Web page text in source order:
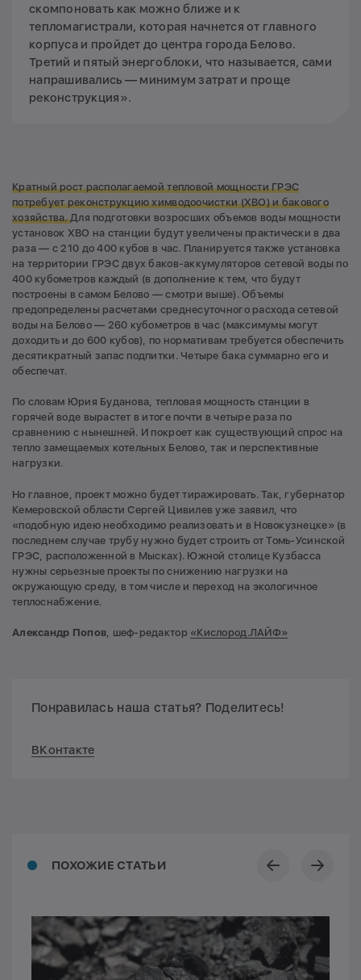
скомпоновать как можно ближе и к
тепломагистрали, которая начнется от главного
корпуса и пройдет до центра города Белово.
Третий и пятый энергоблоки, что называется, сами
напрашивались — минимум затрат и проще
реконструкция».
Кратный рост располагаемой тепловой мощности ГРЭС
потребует реконструкциюхимводоочистки (ХВО) и бакового
хозяйства.Для подготовки возросших объемов воды мощности
установок ХВО на станции будут увеличены практически в два
раза — с 210 до 400 кубов в час. Планируется также установка
на территории ГРЭС двух баков-аккумуляторов сетевой воды по
400 кубометров каждый (в дополнение к тем, что будут
построены в самом Белово — смотри выше). Объемы
предопределены расчетами среднесуточного расхода сетевой
воды на Белово — 260 кубометров в час (максимумы могут
доходить и до 600 кубов), по нормативам требуется обеспечить
десятикратный запас подпитки. Четыре бака суммарно его и
обеспечат.
По словам Юрия Буданова, тепловая мощность станции в
горячей воде вырастет в итоге почти в четыре раза по
сравнению с нынешней. И покроет как существующий спрос на
тепло замещаемых котельных Белово, так и перспективные
нагрузки.
Но главное, проект можно будет тиражировать. Так, губернатор
Кемеровской области Сергей Цивилев уже заявил, что
«подобную идею необходимо реализовать и в Новокузнецке» (в
последнем случае трубу нужно будет строить от Томь-Усинской
ГРЭС, расположенной в Мысках). Южной столице Кузбасса
нужны серьезные проекты по снижению нагрузки на
окружающую среду, в том числе и переход на экологичное
теплоснабжение.
Александр Попов, шеф-редактор «Кислород.ЛАЙФ»
Понравилась наша статья? Поделитесь!
ВКонтакте
ПОХОЖИЕ СТАТЬИ